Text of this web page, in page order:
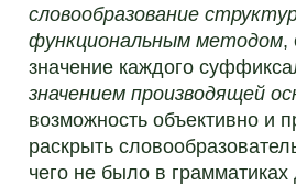
словообразование
функциональным методом,
значение каждого
значением производящей
возможность объективно и
раскрыть
чего не было в